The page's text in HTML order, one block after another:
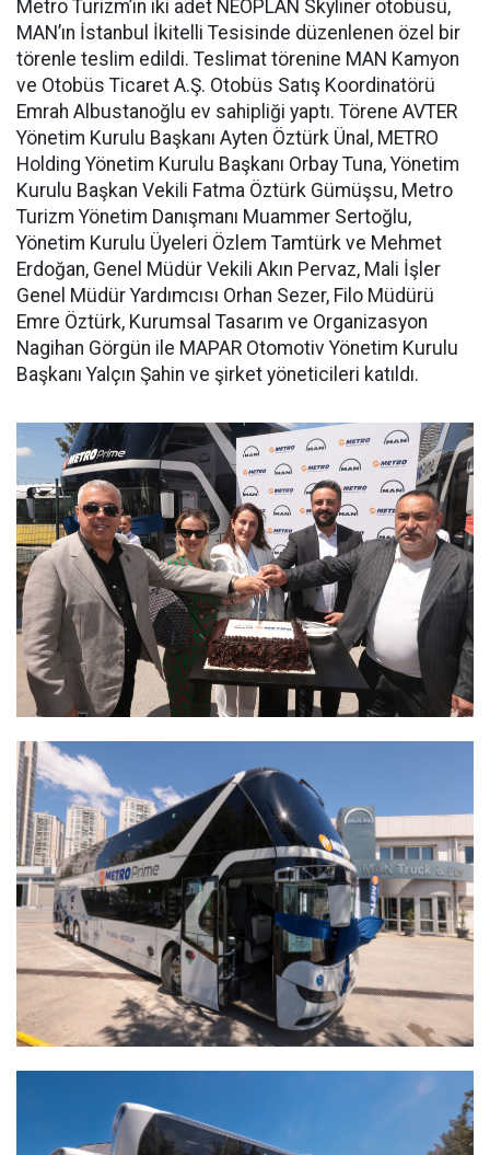
Metro Turizm’in iki adet NEOPLAN Skyliner otobüsü,
MAN’ın İstanbul İkitelli Tesisinde düzenlenen özel bir
törenle teslim edildi. Teslimat törenine MAN Kamyon
ve Otobüs Ticaret A.Ş. Otobüs Satış Koordinatörü
Emrah Albustanoğlu ev sahipliği yaptı. Törene AVTER
Yönetim Kurulu Başkanı Ayten Öztürk Ünal, METRO
Holding Yönetim Kurulu Başkanı Orbay Tuna, Yönetim
Kurulu Başkan Vekili Fatma Öztürk Gümüşsu, Metro
Turizm Yönetim Danışmanı Muammer Sertoğlu,
Yönetim Kurulu Üyeleri Özlem Tamtürk ve Mehmet
Erdoğan, Genel Müdür Vekili Akın Pervaz, Mali İşler
Genel Müdür Yardımcısı Orhan Sezer, Filo Müdürü
Emre Öztürk, Kurumsal Tasarım ve Organizasyon
Nagihan Görgün ile MAPAR Otomotiv Yönetim Kurulu
Başkanı Yalçın Şahin ve şirket yöneticileri katıldı.